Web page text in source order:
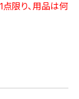
限り、用品は何